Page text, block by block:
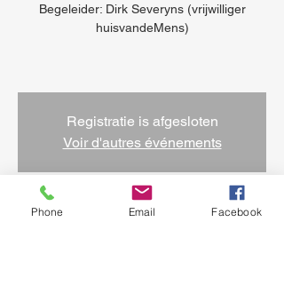
Begeleider: Dirk Severyns (vrijwilliger
huisvandeMens)
Registratie is afgesloten
Voir d'autres événements
Heure et lieu
Phone Email Facebook